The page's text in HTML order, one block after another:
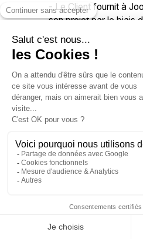
- Le Client fournit à
son projet par le biais
- Joole pourra être
Client afin de préciser
- Joole propose un
offres de diagnostic
les informations
échanges avec le
confirmera la
Confirmation de
Prestation. Il vaut preuve
l’acceptation par le Client